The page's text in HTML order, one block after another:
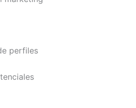
perfiles